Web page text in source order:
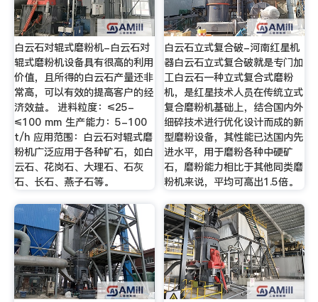
白云石对辊式磨粉机-白云石对
辊式磨粉机设备具有很高的利用
价值，且所得的白云石产量还非
常高，可以有效的提高客户的经
济效益。 进料粒度：≤25-
≤100 mm 生产能力：5-100
t/h 应用范围：白云石对辊式磨
粉机广泛应用于各种矿石，如白
云石、花岗石、大理石、石灰
石、长石、燕子石等。
白云石立式复合破-河南红星机
器白云石立式复合破就是专门加
工白云石一种立式复合式磨粉
机，是红星技术人员在传统立式
复合磨粉机基础上，结合国内外
细碎技术进行优化设计而成的新
型磨粉设备，其性能已达国内先
进水平，用于磨粉各种中硬矿
石，磨粉能力相比于其他同类磨
粉机来说，平均可高出1.5倍。